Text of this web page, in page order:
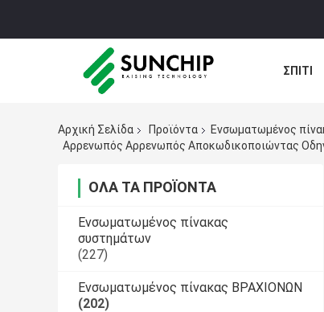
ΣΠΊΤΙ
Αρχική Σελίδα
Προϊόντα
Ενσωματωμένος
Αρρενωπός Αρρενωπός Αποκωδικοποιώντας
ΌΛΑ ΤΑ ΠΡΟΪΌΝΤΑ
Ενσωματωμένος πίνακας
συστημάτων
(227)
Ενσωματωμένος πίνακας ΒΡΑΧΙΟΝΩΝ
(202)